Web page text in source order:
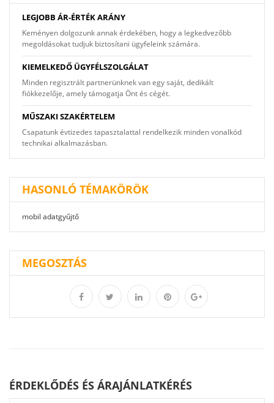
LEGJOBB ÁR-ÉRTÉK ARÁNY
Keményen dolgozunk annak érdekében, hogy a legkedvezőbb
megoldásokat tudjuk biztosítani ügyfeleink számára.
KIEMELKEDŐ ÜGYFÉLSZOLGÁLAT
Minden regisztrált partnerünknek van egy saját, dedikált
fiókkezelője, amely támogatja Önt és cégét.
MŰSZAKI SZAKÉRTELEM
Csapatunk évtizedes tapasztalattal rendelkezik minden vonalkód
technikai alkalmazásban.
HASONLÓ TÉMAKÖRÖK
mobil adatgyűjtő
MEGOSZTÁS
ÉRDEKLŐDÉS ÉS ÁRAJÁNLATKÉRÉS